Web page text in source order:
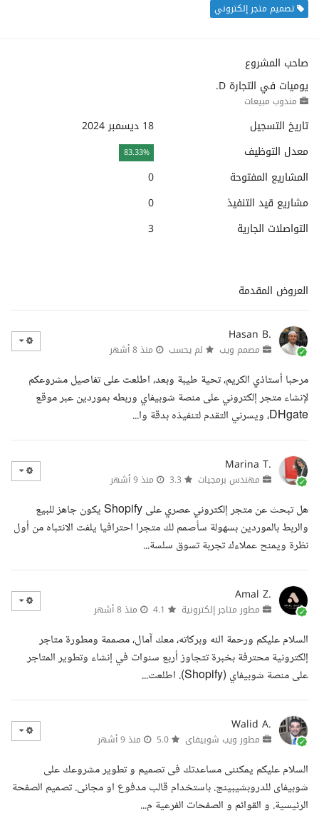
تصميم متجر إلكتروني
صاحب المشروع
يوميات في التجارة D.
مندوب مبيعات
تاريخ التسجيل
18 ديسمبر 2024
معدل التوظيف
83.33%
المشاريع المفتوحة
0
مشاريع قيد التنفيذ
0
التواصلات الجارية
3
العروض المقدمة
Hasan B.
مصمم ويب لم يحسب منذ 8 أشهر
مرحبا أستاذي الكريم، تحية طيبة وبعد، اطلعت على تفاصيل مشروعكم
لإنشاء متجر إلكتروني على منصة شوبيفاي وربطه بموردين عبر موقع
DHgate، ويسرني التقدم لتنفيذه بدقة وا...
Marina T.
مهندس برمجيات منذ 9 أشهر
هل تبحث عن متجر إلكتروني عصري على Shopify يكون جاهز للبيع
والربط بالموردين بسهولة سأصمم لك متجرا احترافيا يلفت الانتباه من أول
نظرة ويمنح عملاءك تجربة تسوق سلسة...
Amal Z.
مطور متاجر إلكترونية منذ 8 أشهر
السلام عليكم ورحمة الله وبركاته، معك آمال، مصممة ومطورة متاجر
إلكترونية محترفة بخبرة تتجاوز أربع سنوات في إنشاء وتطوير المتاجر
على منصة شوبيفاي (Shopify). اطلعت...
Walid A.
مطور ويب شوبيفاى منذ 9 أشهر
السلام عليكم يمكننى مساعدتك فى تصميم و تطوير مشروعك على
شوبيفاى للدروبشيبينج. باستخدام قالب مدفوع او مجانى. تصميم الصفحة
الرئيسية. و القوائم و الصفحات الفرعية م...